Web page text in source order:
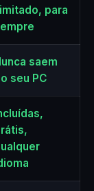
Ilimitado, para
saem
seu PC